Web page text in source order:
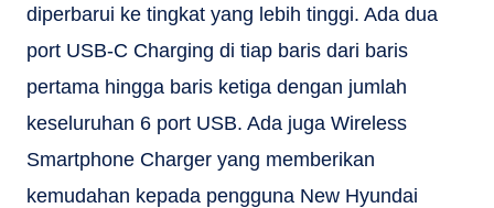
diperbarui ke tingkat yang lebih tinggi. Ada dua
port USB-C Charging di tiap baris dari baris
pertama hingga baris ketiga dengan jumlah
keseluruhan 6 port USB. Ada juga Wireless
Smartphone Charger yang memberikan
kemudahan kepada pengguna New Hyundai